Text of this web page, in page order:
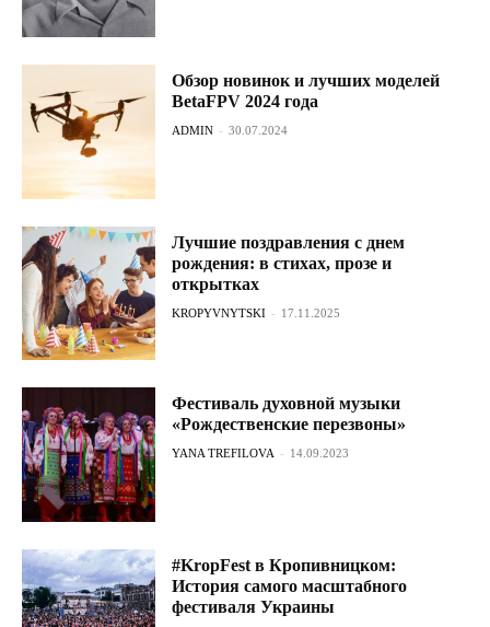
Обзор новинок и лучших моделей
BetaFPV 2024 года
ADMIN - 30.07.2024
Лучшие поздравления с днем
рождения: в стихах, прозе и
открытках
KROPYVNYTSKI - 17.11.2025
Фестиваль духовной музыки
«Рождественские перезвоны»
YANA TREFILOVA - 14.09.2023
#KropFest в Кропивницком:
История самого масштабного
фестиваля Украины